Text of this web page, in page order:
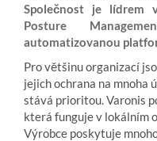
Společnost je lídrem
Posture
automatizovanou
Pro většinu organizací
jejich ochrana na mnoha
stává prioritou. Varonis
která funguje v lokálním
Výrobce poskytuje